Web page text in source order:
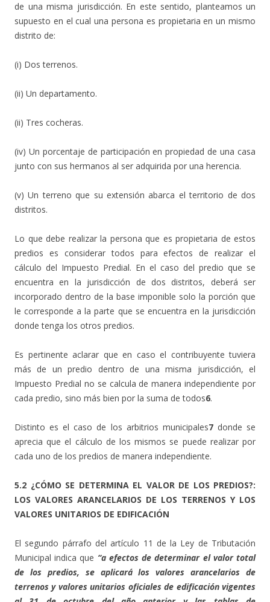
de una misma jurisdicción. En este sentido, planteamos un
supuesto en el cual una persona es propietaria en un mismo
distrito de:
(i) Dos terrenos.
(ii) Un departamento.
(ii) Tres cocheras.
(iv) Un porcentaje de participación en propiedad de una casa
junto con sus hermanos al ser adquirida por una herencia.
(v) Un terreno que su extensión abarca el territorio de dos
distritos.
Lo que debe realizar la persona que es propietaria de estos
predios es considerar todos para efectos de realizar el
cálculo del Impuesto Predial. En el caso del predio que se
encuentra en la jurisdicción de dos distritos, deberá ser
incorporado dentro de la base imponible solo la porción que
le corresponde a la parte que se encuentra en la jurisdicción
donde tenga los otros predios.
Es pertinente aclarar que en caso el contribuyente tuviera
más de un predio dentro de una misma jurisdicción, el
Impuesto Predial no se calcula de manera independiente por
cada predio, sino más bien por la suma de todos6.
Distinto es el caso de los arbitrios municipales7donde se
aprecia que el cálculo de los mismos se puede realizar por
cada uno de los predios de manera independiente.
5.2 ¿CÓMO SE DETERMINA EL VALOR DE LOS PREDIOS?:
LOS VALORES ARANCELARIOS DE LOS TERRENOS Y LOS
VALORES UNITARIOS DE EDIFICACIÓN
El segundo párrafo del artículo 11 de la Ley de Tributación
Municipal indica que “a efectos de determinar el valor total
de los predios, se aplicará los valores arancelarios de
terrenos y valores unitarios oficiales de edificación vigentes